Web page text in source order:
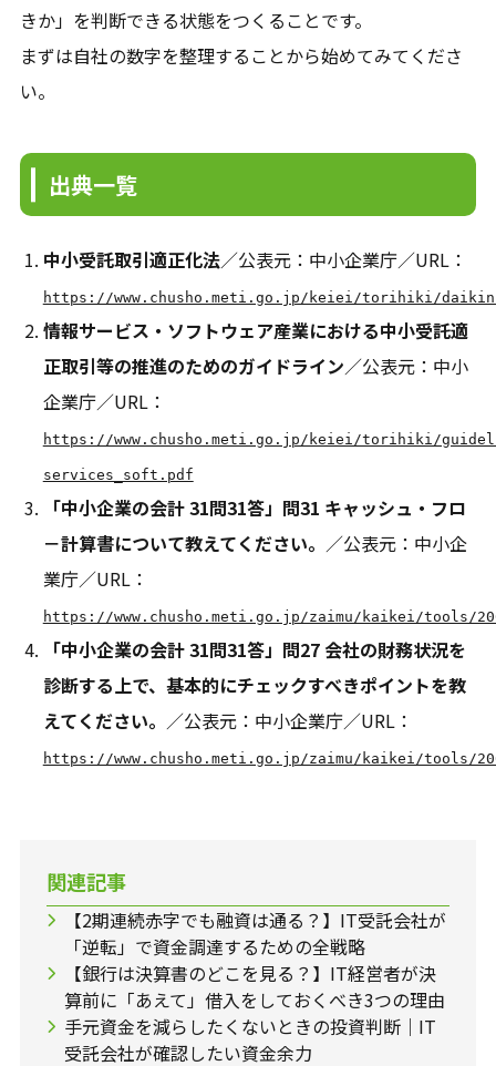
きか」を判断できる状態をつくることです。
まずは自社の数字を整理することから始めてみてくださ
い。
出典一覧
中小受託取引適正化法／公表元：中小企業庁／URL：
https://www.chusho.meti.go.jp/keiei/torihiki/
情報サービス・ソフトウェア産業における中小受託適
正取引等の推進のためのガイドライン／公表元：中小
企業庁／URL：
https://www.chusho.meti.go.jp/keiei/torihiki/
services_soft.pdf
「中小企業の会計 31問31答」問31 キャッシュ・フロ
－計算書について教えてください。 ／公表元：中小企
業庁／URL：
https://www.chusho.meti.go.jp/zaimu/kaikei/tools/
「中小企業の会計 31問31答」問27 会社の財務状況を
診断する上で、基本的にチェックすべきポイントを教
えてください。 ／公表元：中小企業庁／URL：
https://www.chusho.meti.go.jp/zaimu/kaikei/tools/
関連記事
【2期連続赤字でも融資は通る？】IT受託会社が
「逆転」で資金調達するための全戦略
【銀行は決算書のどこを見る？】IT経営者が決
算前に「あえて」借入をしておくべき3つの理由
手元資金を減らしたくないときの投資判断｜IT
受託会社が確認したい資金余力